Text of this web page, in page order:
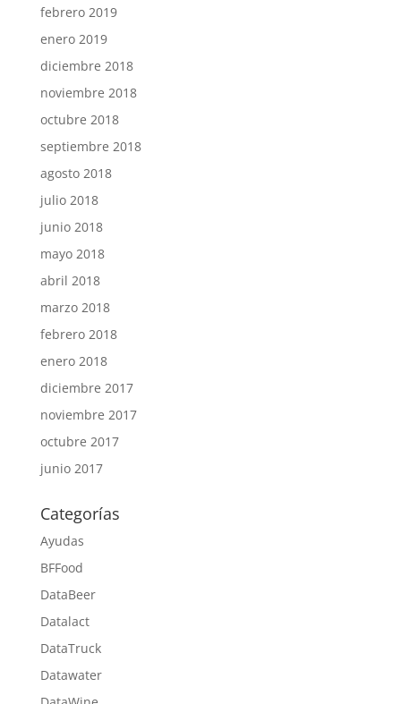
febrero 2019
enero 2019
diciembre 2018
noviembre 2018
octubre 2018
septiembre 2018
agosto 2018
julio 2018
junio 2018
mayo 2018
abril 2018
marzo 2018
febrero 2018
enero 2018
diciembre 2017
noviembre 2017
octubre 2017
junio 2017
Categorías
Ayudas
BFFood
DataBeer
Datalact
DataTruck
Datawater